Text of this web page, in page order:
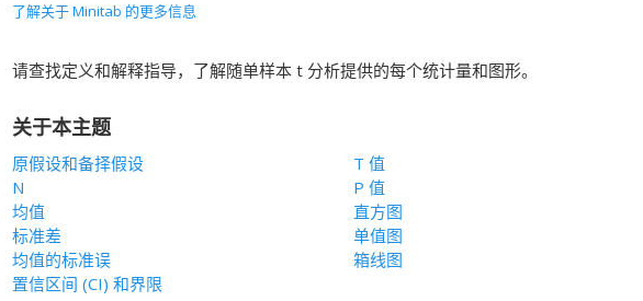
了解关于 Minitab 的更多信息
请查找定义和解释指导，了解随单样本 t 分析提供的每个统计量和图形。
关于本主题
原假设和备择假设
N
均值
标准差
均值的标准误
置信区间 (CI) 和界限
T 值
P 值
直方图
单值图
箱线图